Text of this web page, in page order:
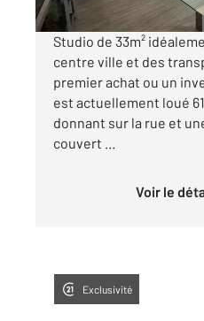
Studio de 33m²
centre ville et des
premier achat ou un
est actuellement loué
donnant sur la rue et
couvert ...
Voir le
Exclusivité